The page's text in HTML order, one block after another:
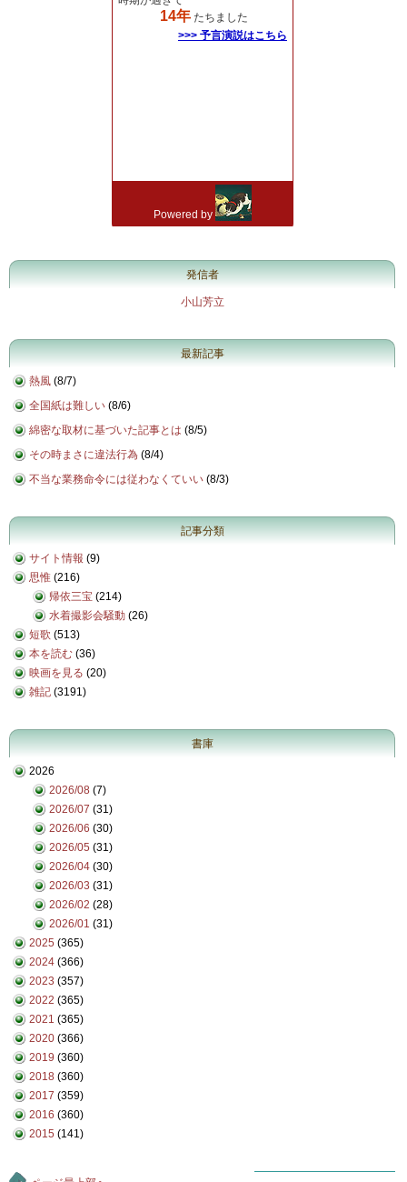
発信者
小山芳立
最新記事
熱風 (8/7)
全国紙は難しい (8/6)
綿密な取材に基づいた記事とは (8/5)
その時まさに違法行為 (8/4)
不当な業務命令には従わなくていい (8/3)
記事分類
サイト情報 (9)
思惟 (216)
帰依三宝 (214)
水着撮影会騒動 (26)
短歌 (513)
本を読む (36)
映画を見る (20)
雑記 (3191)
書庫
2026
2026/08 (7)
2026/07 (31)
2026/06 (30)
2026/05 (31)
2026/04 (30)
2026/03 (31)
2026/02 (28)
2026/01 (31)
2025 (365)
2024 (366)
2023 (357)
2022 (365)
2021 (365)
2020 (366)
2019 (360)
2018 (360)
2017 (359)
2016 (360)
2015 (141)